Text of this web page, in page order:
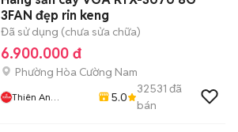
3FAN đẹp rin keng
Đã sử dụng (chưa sửa chữa)
6.900.000 đ
Phường Hòa Cường Nam
Thiên An
5.0
32531 đã
bán